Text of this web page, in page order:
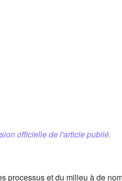
officielle de l'article publié.
processus et du milieu à de